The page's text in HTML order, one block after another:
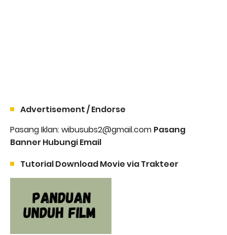
Advertisement / Endorse
Pasang Iklan: wibusubs2@gmail.com Pasang
Banner Hubungi Email
Tutorial Download Movie via Trakteer